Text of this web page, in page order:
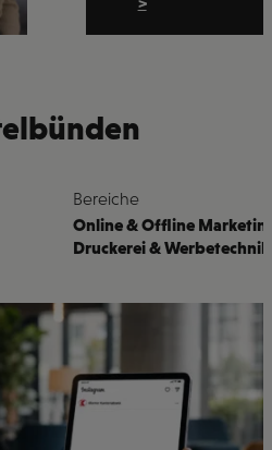
Bereiche
Online & Offline
Druckerei & Werbetechnik